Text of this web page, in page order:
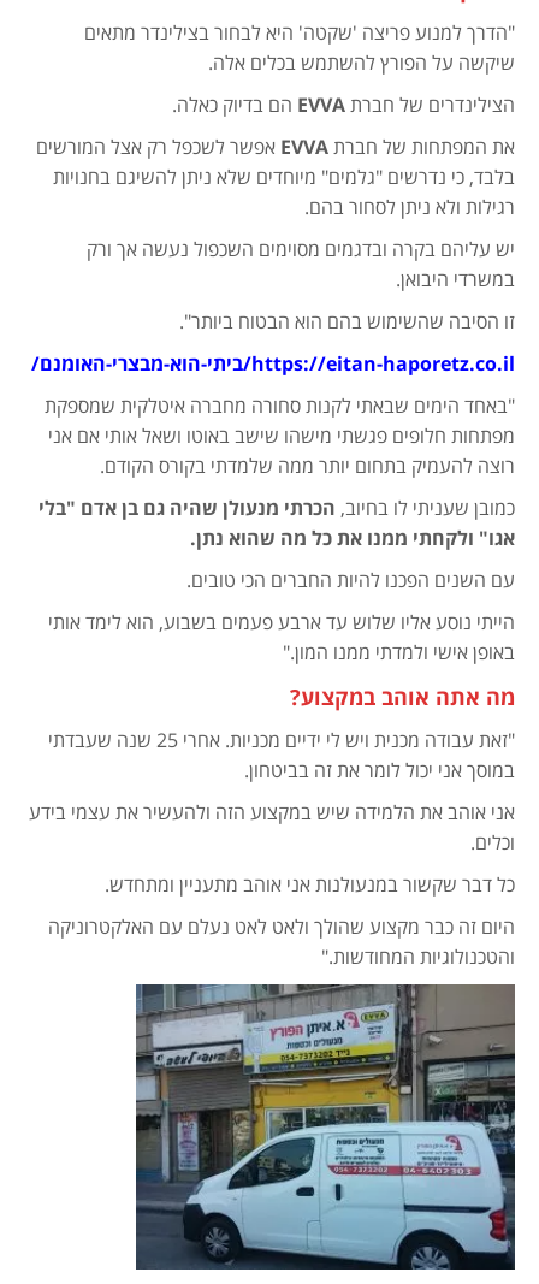
"הדרך למנוע פריצה 'שקטה' היא לבחור בצילינדר מתאים
שיקשה על הפורץ להשתמש בכלים אלה.
הצילינדרים של חברתEVVA הם בדיוק כאלה.
את המפתחות של חברתEVVA אפשר לשכפל רק אצל המורשים
בלבד, כי נדרשים "גלמים" מיוחדים שלא ניתן להשיגם בחנויות
רגילות ולא ניתן לסחור בהם.
יש עליהם בקרה ובדגמים מסוימים השכפול נעשה אך ורק
במשרדי היבואן.
זו הסיבה שהשימוש בהם הוא הבטוח ביותר".
https://eitan-haporetz.co.il/ביתי-הוא-מבצרי-האומנם
/
"באחד הימים שבאתי לקנות סחורה מחברה איטלקית שמספקת
מפתחות חלופים פגשתי מישהו שישב באוטו ושאל אותי אם אני
רוצה להעמיק בתחום יותר ממה שלמדתי בקורס הקודם.
כמובן שעניתי לו בחיוב, הכרתי מנעולן שהיה גם בן אדם "בלי
אגו" ולקחתי ממנו את כל מה שהוא נתן.
עם השנים הפכנו להיות החברים הכי טובים.
הייתי נוסע אליו שלוש עד ארבע פעמים בשבוע, הוא לימד אותי
באופן אישי ולמדתי ממנו המון."
מה אתה אוהב במקצוע?
"זאת עבודה מכנית ויש לי ידיים מכניות. אחרי 25 שנה שעבדתי
במוסך אני יכול לומר את זה בביטחון.
אני אוהב את הלמידה שיש במקצוע הזה ולהעשיר את עצמי בידע
וכלים.
כל דבר שקשור במנעולנות אני אוהב מתעניין ומתחדש.
היום זה כבר מקצוע שהולך ולאט לאט נעלם עם האלקטרוניקה
והטכנולוגיות המחודשות."